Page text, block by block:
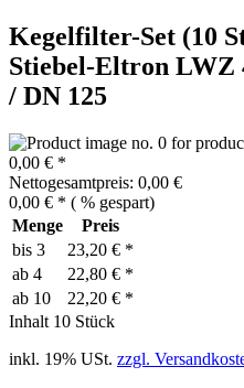
Kegelfilter-Set (10
Stiebel-Eltron LWZ
/ DN 125
0,00 € *
Nettogesamtpreis: 0,00 €
0,00 € * ( % gespart)
Menge
Preis
bis 3
23,20 € *
ab 4
22,80 € *
ab 10
22,20 € *
Inhalt 10 Stück
inkl. 19% USt. zzgl.